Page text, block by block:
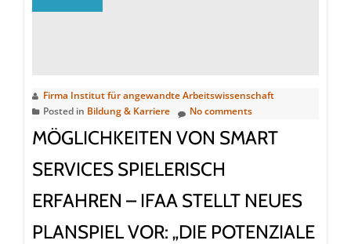
haben
frei?
Firma Institut für angewandte Arbeitswissenschaft
Posted in Bildung & Karriere No comments
MÖGLICHKEITEN VON SMART
SERVICES SPIELERISCH
ERFAHREN – IFAA STELLT NEUES
PLANSPIEL VOR: „DIE POTENZIALE